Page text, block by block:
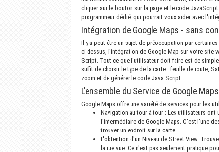
cliquer sur le bouton sur la page et le code
programmeur dédié, qui pourrait vous aider avec
Intégration de Google Maps - sans
Il y a peut-être un sujet de préoccupation par
ci-dessus, l'intégration de Google Map sur votre site
Script. Tout ce que l'utilisateur doit faire est de
suffit de choisir le type de la carte : feuille de route,
zoom et de générer le code Java Script.
L'ensemble du Service de Google
Google Maps offre une variété de services pour les
Navigation au tour à tour : Les utilisateurs ont
l'intermédiaire de Google Maps. C'est l'une
trouver un endroit sur la carte.
L'obtention d'un Niveau de Street View:
la rue vue. Ce n'est pas seulement pratique